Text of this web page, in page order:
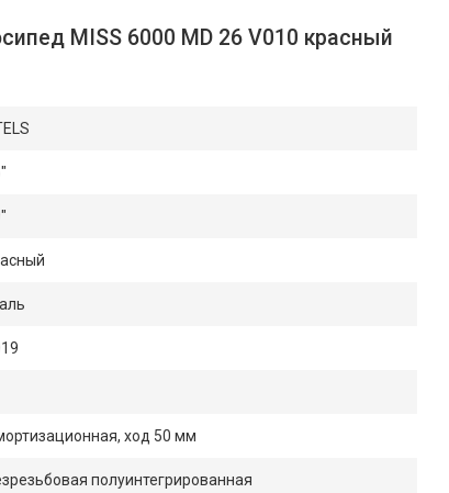
MISS 6000 MD 26 V010 красный
ход 50 мм
полуинтегрированная